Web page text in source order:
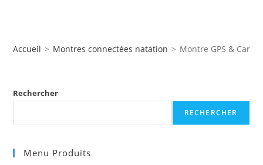
Accueil > Montres connectées natation > Montre GPS &
Rechercher
RECHERCHER
Menu Produits